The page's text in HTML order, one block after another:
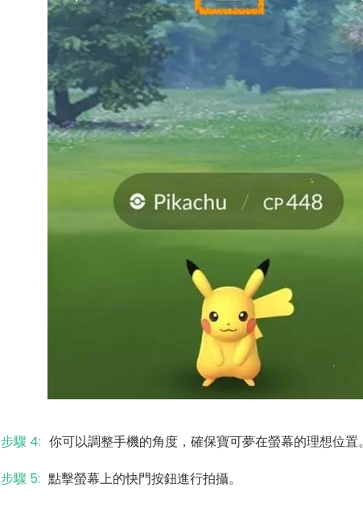
步驟 4: 你可以調整手機的角度，確保寶可夢在螢幕的理想位置。
步驟 5: 點擊螢幕上的快門按鈕進行拍攝。